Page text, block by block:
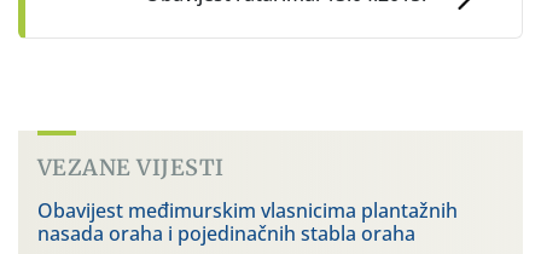
VEZANE VIJESTI
Obavijest međimurskim vlasnicima plantažnih
nasada oraha i pojedinačnih stabla oraha